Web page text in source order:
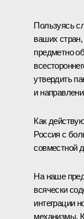
Пользуясь
ваших
предметно
утвердить
и
Как
Россия с
совместной
На наше
всячески
интеграции
механизмы.